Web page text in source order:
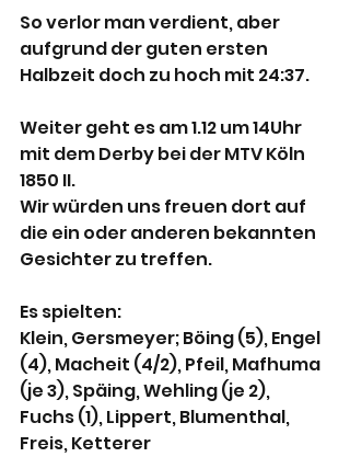
So verlor man verdient, aber
aufgrund der guten ersten
Halbzeit doch zu hoch mit 24:37.
Weiter geht es am 1.12 um 14Uhr
mit dem Derby bei der MTV Köln
1850 II.
Wir würden uns freuen dort auf
die ein oder anderen bekannten
Gesichter zu treffen.
Es spielten:
Klein, Gersmeyer; Böing (5), Engel
(4), Macheit (4/2), Pfeil, Mafhuma
(je 3), Späing, Wehling (je 2),
Fuchs (1), Lippert, Blumenthal,
Freis, Ketterer